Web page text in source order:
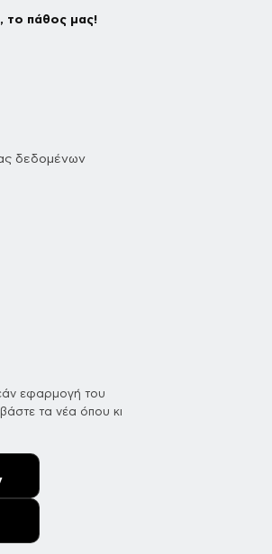
το πάθος μας!
δεδομένων
εφαρμογή του
τα νέα όπου κι